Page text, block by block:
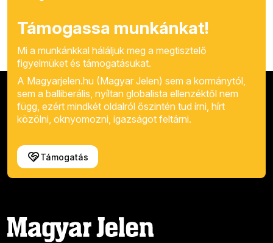
Támogassa munkánkat!
Mi a munkánkkal háláljuk meg a megtisztelő
figyelmüket és támogatásukat.
A Magyarjelen.hu (Magyar Jelen) sem a kormánytól,
sem a balliberális, nyíltan globalista ellenzéktől nem
függ, ezért mindkét oldalról őszintén tud írni, hírt
közölni, oknyomozni, igazságot feltárni.
Támogatás